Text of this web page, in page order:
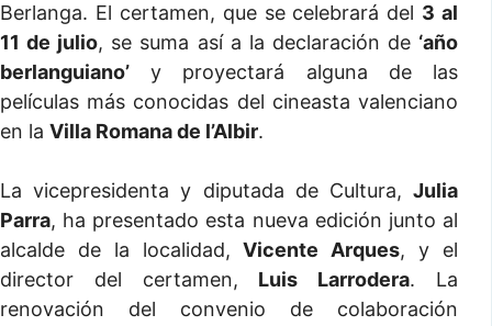
Berlanga. El certamen, que se celebrará del 3 al
11 de julio, se suma así a la declaración de ‘año
berlanguiano’ y proyectará alguna de las
películas más conocidas del cineasta valenciano
en la Villa Romana de l’Albir.
La vicepresidenta y diputada de Cultura, Julia
Parra, ha presentado esta nueva edición junto al
alcalde de la localidad,Vicente Arques, y el
director del certamen, Luis Larrodera. La
renovación del convenio de colaboración